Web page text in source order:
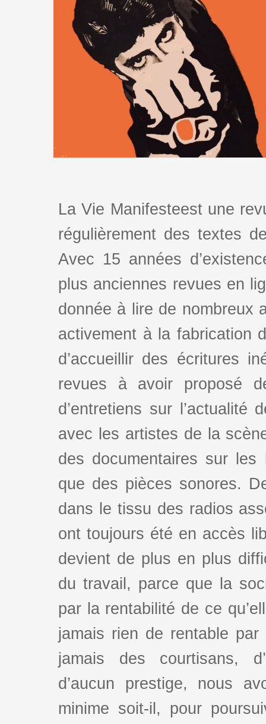
La Vie Manifesteest une
régulièrement des textes
Avec 15 années
plus anciennes revues en
donnée à lire de nombreux
activement à la fabrication
d’accueillir des écritures
revues à avoir proposé
d’entretiens sur l’actualité
avec les artistes de la
des documentaires sur
que des pièces sonores.
dans le tissu des radios
ont toujours été en accès
devient de plus en plus
du travail, parce que la
par la rentabilité de ce
jamais rien de rentable
jamais des courtisans,
d’aucun prestige, nous
minime soit-il, pour